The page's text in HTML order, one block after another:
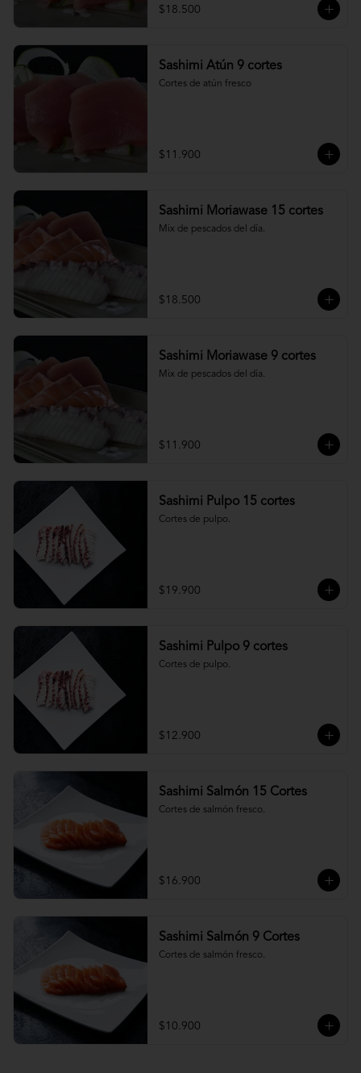
$18.500
Sashimi Atún 9 cortes
Cortes de atún fresco
$11.900
Sashimi Moriawase 15 cortes
Mix de pescados del día.
$18.500
Sashimi Moriawase 9 cortes
Mix de pescados del día.
$11.900
Sashimi Pulpo 15 cortes
Cortes de pulpo.
$19.900
Sashimi Pulpo 9 cortes
Cortes de pulpo.
$12.900
Sashimi Salmón 15 Cortes
Cortes de salmón fresco.
$16.900
Sashimi Salmón 9 Cortes
Cortes de salmón fresco.
$10.900